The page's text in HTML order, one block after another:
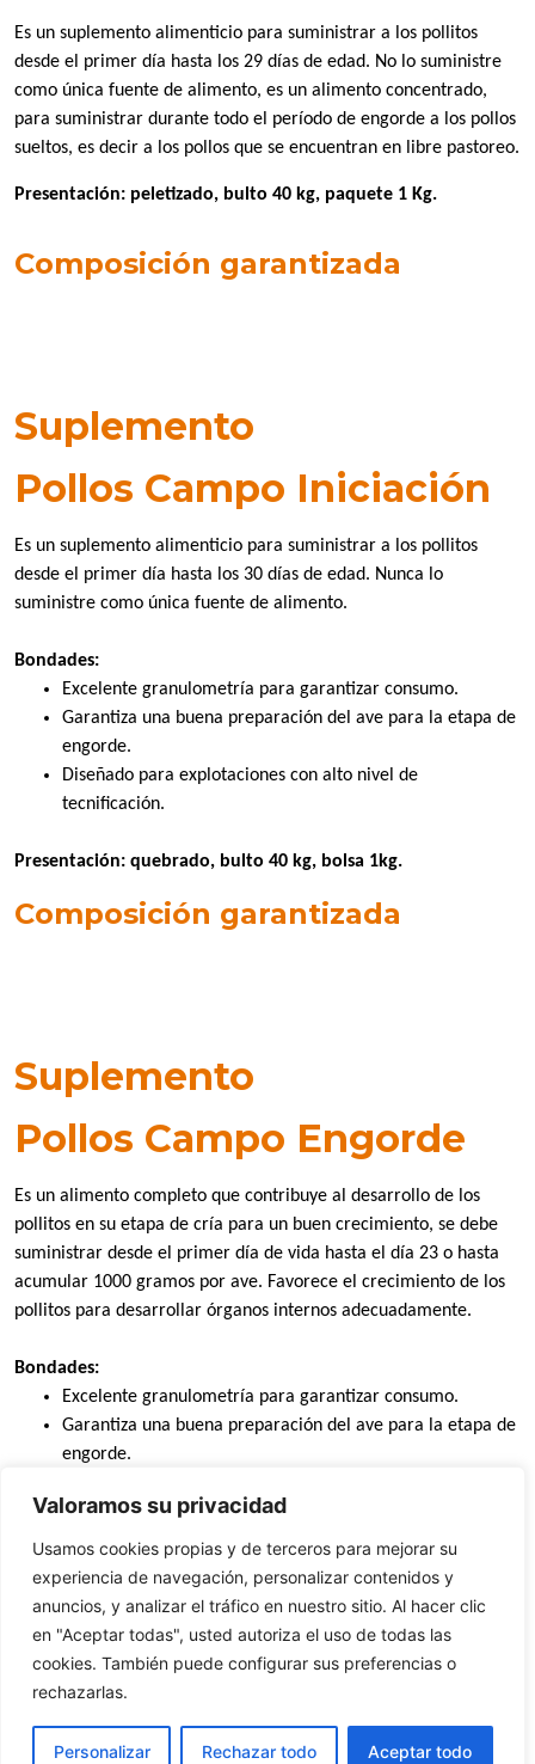
Valoramos su privacidad
Usamos cookies propias y de terceros para mejorar su
experiencia de navegación, personalizar contenidos y
anuncios, y analizar el tráfico en nuestro sitio. Al hacer clic
en "Aceptar todas", usted autoriza el uso de todas las
cookies. También puede configurar sus preferencias o
rechazarlas.
Personalizar Rechazar todo Aceptar todo
Es un suplemento alimenticio para suministrar a los pollitos
desde el primer día hasta los 29 días de edad. No lo suministre
como única fuente de alimento, es un alimento concentrado,
para suministrar durante todo el período de engorde a los pollos
sueltos, es decir a los pollos que se encuentran en libre pastoreo.
Presentación: peletizado, bulto 40 kg, paquete 1 Kg.
Composición garantizada
Suplemento
Pollos Campo Iniciación
Es un suplemento alimenticio para suministrar a los pollitos
desde el primer día hasta los 30 días de edad. Nunca lo
suministre como única fuente de alimento.
Bondades:
Excelente granulometría para garantizar consumo.
Garantiza una buena preparación del ave para la etapa de
engorde.
Diseñado para explotaciones con alto nivel de
tecnificación.
Presentación: quebrado, bulto 40 kg, bolsa 1kg.
Composición garantizada
Suplemento
Pollos Campo Engorde
Es un alimento completo que contribuye al desarrollo de los
pollitos en su etapa de cría para un buen crecimiento, se debe
suministrar desde el primer día de vida hasta el día 23 o hasta
acumular 1000 gramos por ave. Favorece el crecimiento de los
pollitos para desarrollar órganos internos adecuadamente.
Bondades:
Excelente granulometría para garantizar consumo.
Garantiza una buena preparación del ave para la etapa de
engorde.
tecnificación.
Presentación: quebrado, bulto 40 kg.
Composición garantizada